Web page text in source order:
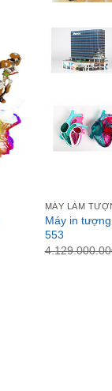
MÁY LÀM
Máy in
553